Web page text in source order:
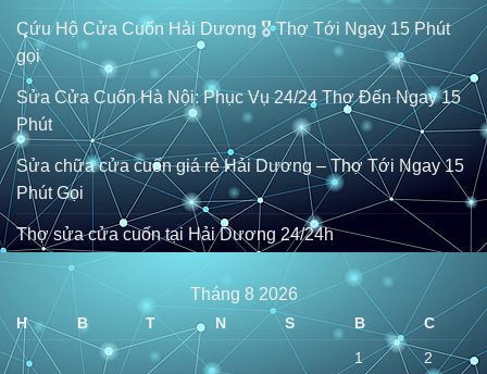
Cứu Hộ Cửa Cuốn Hải Dương 🎖️ Thợ Tới Ngay 15 Phút
gọi
Sửa Cửa Cuốn Hà Nội: Phục Vụ 24/24 Thợ Đến Ngay 15
Phút
Sửa chữa cửa cuốn giá rẻ Hải Dương – Thợ Tới Ngay 15
Phút Gọi
Thợ sửa cửa cuốn tại Hải Dương 24/24h
Tháng 8 2026
H B T N S B
C
1
2